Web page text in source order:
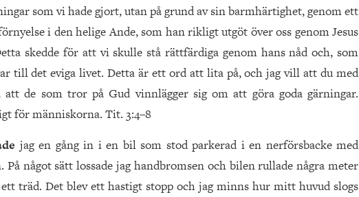
som vi hade gjort, utan på grund av sin barmhärtighet, genom ett
i den helige Ande, som han rikligt utgöt över oss genom Jesus
skedde för att vi skulle stå rättfärdiga genom hans nåd och, som
till det eviga livet. Detta är ett ord att lita på, och jag vill att du med
de som tror på Gud vinnlägger sig om att göra goda gärningar.
för människorna. Tit. 3:4–8
jag en gång in i en bil som stod parkerad i en nerförsbacke med
På något sätt lossade jag handbromsen och bilen rullade några meter
träd. Det blev ett hastigt stopp och jag minns hur mitt huvud slogs